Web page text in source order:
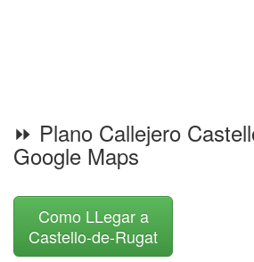
⏩ Plano Callejero
Google Maps
Como LLegar a
Castello-de-Rugat